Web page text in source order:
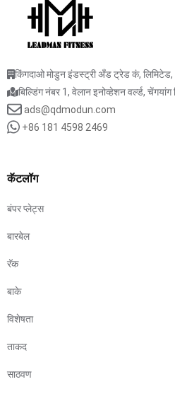
किंगदाओ मोडुन इंडस्ट्री अँड ट्रेड कं, लिमिटेड,
बिल्डिंग नंबर 1, वेलान इनोव्हेशन वर्ल्ड,
ads@qdmodun.com
+86 181 4598 2469
कॅटलॉग
बंपर प्लेट्स
बारबेल
रॅक
बाके
विशेषता
ताकद
साठवण